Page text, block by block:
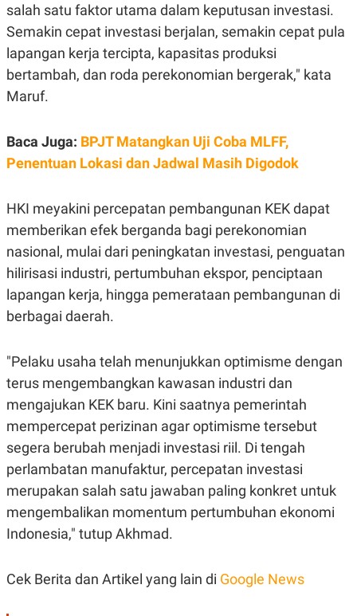
C
A
D
E
M
L
E
A
E
I
D
N
G
G
A
N
C
T
A
K
N
R
E
M
I
E
N
E
P
A
R
A
D
V
T
S
I
N
G
K
M
E
D
I
.
salah satu faktor utama dalam keputusan investasi.
Semakin cepat investasi berjalan, semakin cepat pula
lapangan kerja tercipta, kapasitas produksi
bertambah, dan roda perekonomian bergerak," kata
Maruf.
Baca Juga: BPJT Matangkan Uji Coba MLFF,
Penentuan Lokasi dan Jadwal Masih Digodok
HKI meyakini percepatan pembangunan KEK dapat
memberikan efek berganda bagi perekonomian
nasional, mulai dari peningkatan investasi, penguatan
hilirisasi industri, pertumbuhan ekspor, penciptaan
lapangan kerja, hingga pemerataan pembangunan di
berbagai daerah.
"Pelaku usaha telah menunjukkan optimisme dengan
terus mengembangkan kawasan industri dan
mengajukan KEK baru. Kini saatnya pemerintah
mempercepat perizinan agar optimisme tersebut
segera berubah menjadi investasi riil. Di tengah
perlambatan manufaktur, percepatan investasi
merupakan salah satu jawaban paling konkret untuk
mengembalikan momentum pertumbuhan ekonomi
Indonesia," tutup Akhmad.
Cek Berita dan Artikel yang lain di Google News